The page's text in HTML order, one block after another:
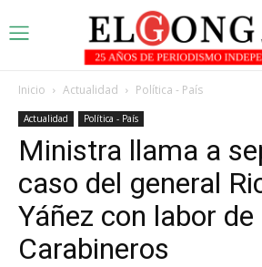
Inicio Actualidad Política - País
Actualidad Política - País
Ministra llama a
caso del general
Yáñez con labor de
Carabineros